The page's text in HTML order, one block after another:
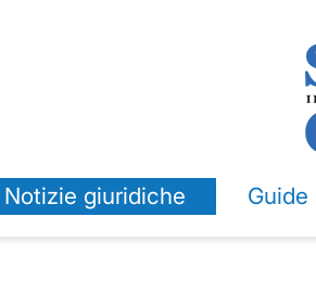
Notizie giuridiche Guide